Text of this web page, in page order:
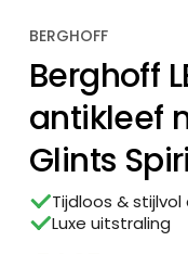
BERGHOFF
Berghoff
antikleef
Glints
Tijdloos & stijlvol
Luxe uitstraling